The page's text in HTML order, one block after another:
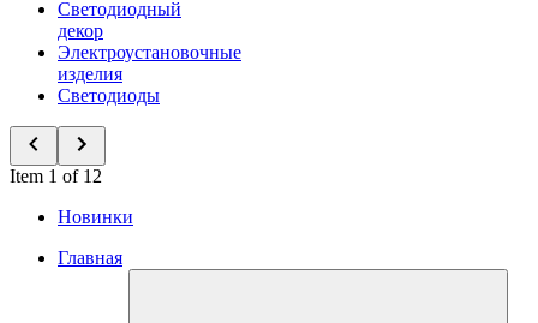
Светодиодный
декор
Электроустановочные
изделия
Светодиоды
Item 1 of 12
Новинки
Главная